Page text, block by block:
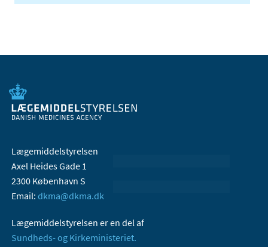
Lægemiddelstyrelsen
Axel Heides Gade 1
2300 København S
Email: dkma@dkma.dk
Lægemiddelstyrelsen er en del af
Sundheds- og Kirkeministeriet.